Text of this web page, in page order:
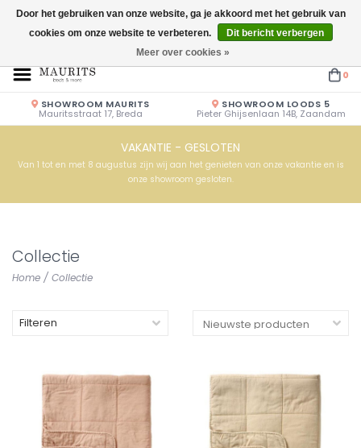
Openingstijden: Vrijdag & Zaterdag 10.00u - 17.00u of op afspraak!
0
SHOWROOM MAURITS
Mauritsstraat 17, Breda
SHOWROOM LOODS 5
Pieter Ghijsenlaan 14B, Zaandam
VAKANTIE - GESLOTEN
Van 1 tot en met 8 augustus zijn wij aan het genieten van onze vakantie en is
onze showroom gesloten.
Collectie
Home / Collectie
Filteren
Door het gebruiken van onze website, ga je akkoord met het gebruik van
cookies om onze website te verbeteren.
Dit bericht verbergen
Meer over cookies »